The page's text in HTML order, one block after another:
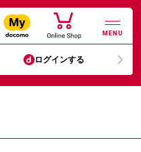
MENU
ログインする